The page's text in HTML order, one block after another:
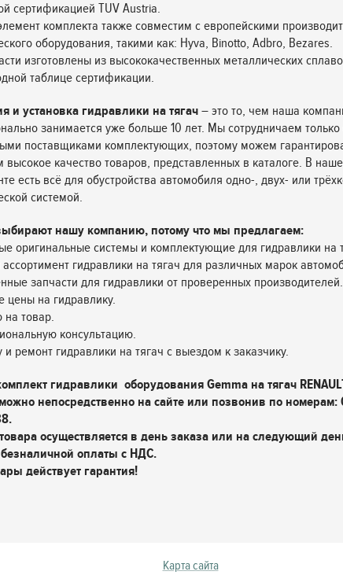
сертификацией TUV Austria.
комплекта также совместим с европейскими
оборудования, такими как: Hyva, Binotto, Adbro, Bezares.
изготовлены из высококачественных металлических
таблице сертификации.
и установка гидравлики на тягач – это то, чем наша
занимается уже больше 10 лет. Мы сотрудничаем только
поставщиками комплектующих, поэтому можем
высокое качество товаров, представленных в каталоге. В
есть всё для обустройства автомобиля одно-, двух- или
системой.
нашу компанию, потому что мы предлагаем:
оригинальные системы и комплектующие для гидравлики на
гидравлики на тягач для различных марок
запчасти для гидравлики от проверенных производителей.
цены на гидравлику.
на товар.
консультацию.
и ремонт гидравлики на тягач с выездом к заказчику.
гидравлики оборудования Gemma на тягач
непосредственно на сайте или позвонив по номерам:
осуществляется в день заказа или на следующий
оплаты с НДС.
действует гарантия!
Карта сайта